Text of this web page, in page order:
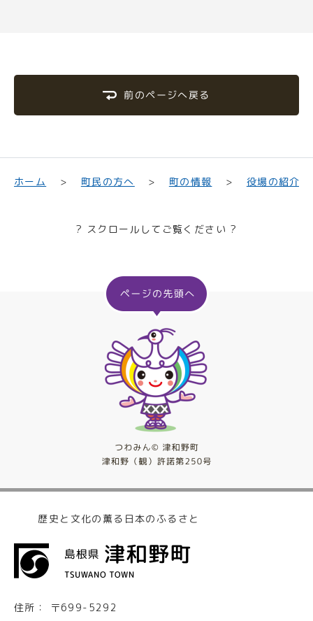
前のページへ戻る
ホーム 町民の方へ 町の情報 役場の紹介
? スクロールしてご覧ください ?
歴史と文化の薫る日本のふるさと
住所：
〒699-5292